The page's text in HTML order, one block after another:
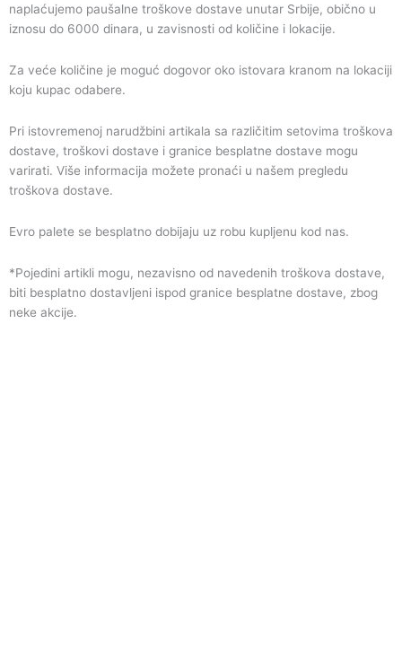
naplaćujemo paušalne troškove dostave unutar Srbije, obično u
iznosu do 6000 dinara, u zavisnosti od količine i lokacije.
Za veće količine je moguć dogovor oko istovara kranom na lokaciji
koju kupac odabere.
Pri istovremenoj narudžbini artikala sa različitim setovima troškova
dostave, troškovi dostave i granice besplatne dostave mogu
varirati. Više informacija možete pronaći u našem pregledu
troškova dostave.
Evro palete se besplatno dobijaju uz robu kupljenu kod nas.
*Pojedini artikli mogu, nezavisno od navedenih troškova dostave,
biti besplatno dostavljeni ispod granice besplatne dostave, zbog
neke akcije.